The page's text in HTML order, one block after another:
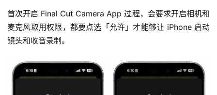
首次开启 Final Cut Camera App 过程，会要求开启相机和
麦克风取用权限，都要点选「允许」才能够让 iPhone 启动
镜头和收音录制。